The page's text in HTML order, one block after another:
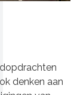
denken aan